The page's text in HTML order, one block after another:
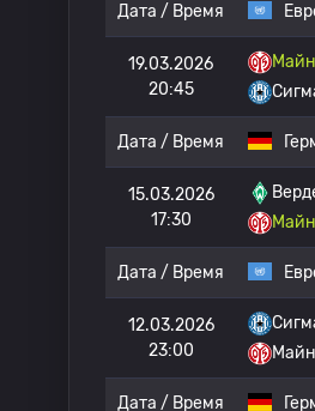
Дата / Время
19.03.2026
20:45
Дата / Время
15.03.2026
17:30
Дата / Время
12.03.2026
23:00
Дата / Время